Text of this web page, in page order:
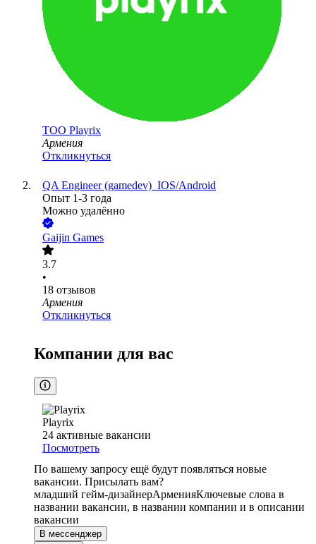
ТОО Playrix
Армения
Откликнуться
QA Engineer (gamedev)_IOS/Android
Опыт 1-3 года
Можно удалённо
Gaijin Games
3.7
•
18 отзывов
Армения
Откликнуться
Компании для вас
Playrix
24 активные вакансии
Посмотреть
По вашему запросу ещё будут появляться новые
вакансии. Присылать вам?
младший гейм-дизайнерАрменияКлючевые слова в
названии вакансии, в названии компании и в описании
вакансии
В мессенджер